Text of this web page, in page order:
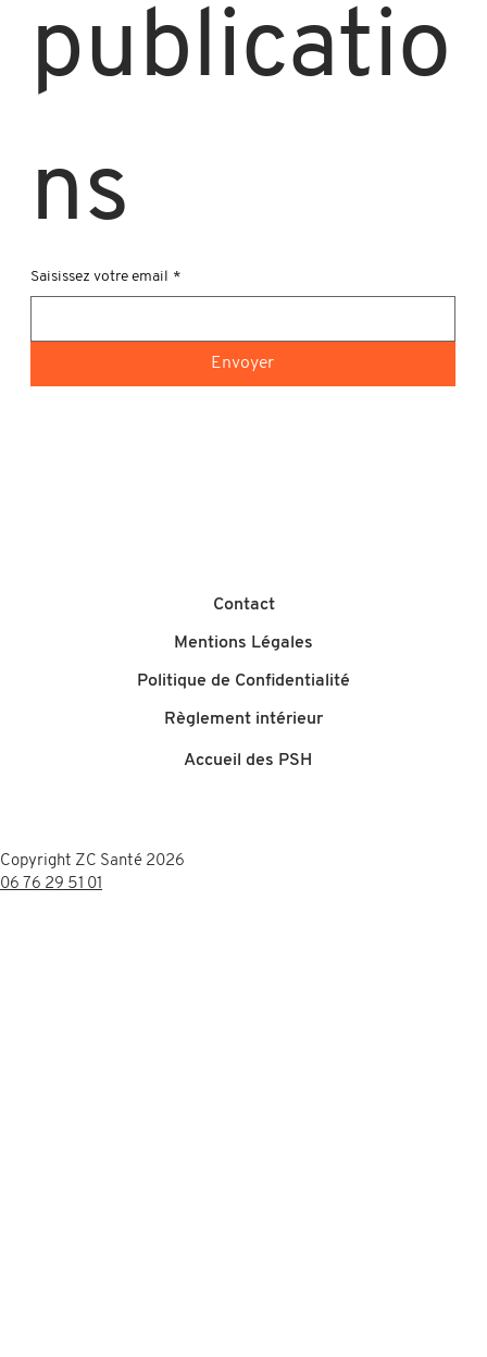
publicatio
ns
Saisissez votre email *
Envoyer
Contact
Mentions Légales
Politique de Confidentialité
Règlement intérieur
Accueil des PSH
Copyright ZC Santé 2026
06 76 29 51 01